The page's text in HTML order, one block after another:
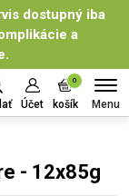
dostupný iba
a
Účet
0
košík Menu
- 12x85g